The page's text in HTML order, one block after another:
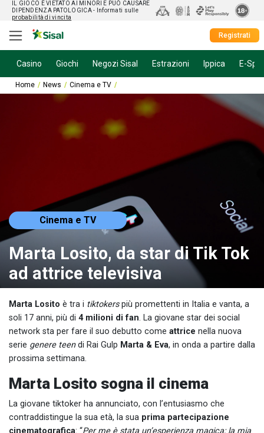
IL GIOCO È VIETATO AI MINORI E PUÒ CAUSARE
DIPENDENZA PATOLOGICA - Informati sulle
probabilità di vincita
Registrati
Casino Giochi Negozi Sisal Estrazioni Ippica E-
Home News Cinema e TV
Cinema e TV
Marta Losito, da star di Tik Tok
ad attrice televisiva
Marta Losito è tra i tiktokerspiù promettenti in Italia e vanta, a
soli 17 anni, più di 4 milioni di fan. La giovane star dei social
network sta per fare il suo debutto come attrice nella nuova
serie genere teendi Rai Gulp Marta & Eva, in onda a partire dalla
prossima settimana.
Marta Losito sogna il cinema
La giovane tiktoker ha annunciato, con l’entusiasmo che
contraddistingue la sua età, la sua prima partecipazione
cinematografica: “Per me è stata un’esperienza magica: la mia